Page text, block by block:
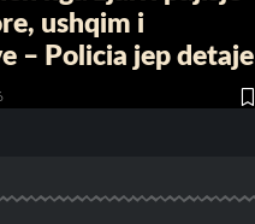
ushqim i
– Policia jep detaje